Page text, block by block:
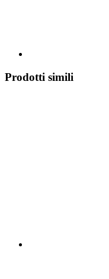
Prodotti simili